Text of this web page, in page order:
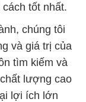
lượng cao
lợi ích lớn
và luôn
rời khỏi uy
tôi cung